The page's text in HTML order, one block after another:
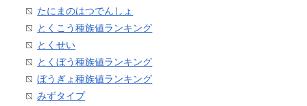
たにまのはつでんしょ
とくこう種族値ランキング
とくせい
とくぼう種族値ランキング
ぼうぎょ種族値ランキング
みずタイプ